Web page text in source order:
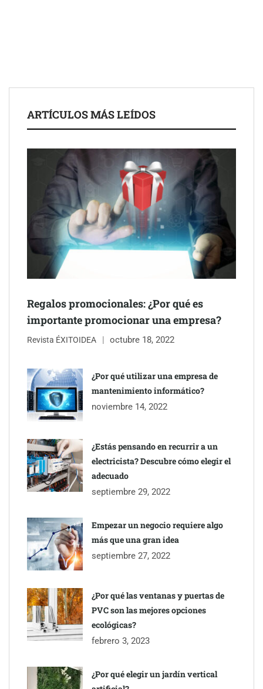
Schaeffler mejora su rentabilidad en el primer semestre de 2026
NOVA: innovación y diseño que transforman espacios de la
mano de Tormo Franquicias
ARTÍCULOS MÁS LEÍDOS
Regalos promocionales: ¿Por qué es
importante promocionar una empresa?
Revista ÉXITOIDEA octubre 18, 2022
¿Por qué utilizar una empresa de
mantenimiento informático?
noviembre 14, 2022
¿Estás pensando en recurrir a un
electricista? Descubre cómo elegir el
adecuado
septiembre 29, 2022
Empezar un negocio requiere algo
más que una gran idea
septiembre 27, 2022
¿Por qué las ventanas y puertas de
PVC son las mejores opciones
ecológicas?
febrero 3, 2023
¿Por qué elegir un jardín vertical